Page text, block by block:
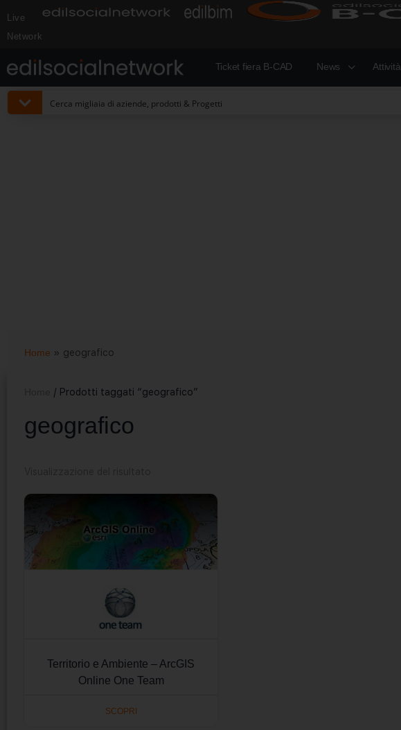
Live
Network
Ticket fiera B-CAD News Attività
Home » geografico
/ Prodotti taggati “geografico”
geografico
Territorio e Ambiente – ArcGIS
Online One Team
SCOPRI